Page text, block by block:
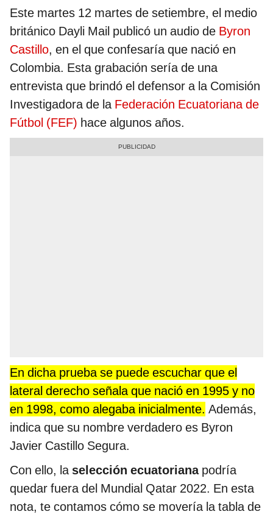
Este martes 12 martes de setiembre, el medio
británico Dayli Mail publicó un audio de Byron
Castillo, en el que confesaría que nació en
Colombia. Esta grabación sería de una
entrevista que brindó el defensor a la Comisión
Investigadora de la Federación Ecuatoriana de
Fútbol (FEF) hace algunos años.
En dicha prueba se puede escuchar que el
lateral derecho señala que nació en 1995 y no
en 1998, como alegaba inicialmente. Además,
indica que su nombre verdadero es Byron
Javier Castillo Segura.
Con ello, la selección ecuatorianapodría
quedar fuera del Mundial Qatar 2022. En esta
nota, te contamos cómo se movería la tabla de